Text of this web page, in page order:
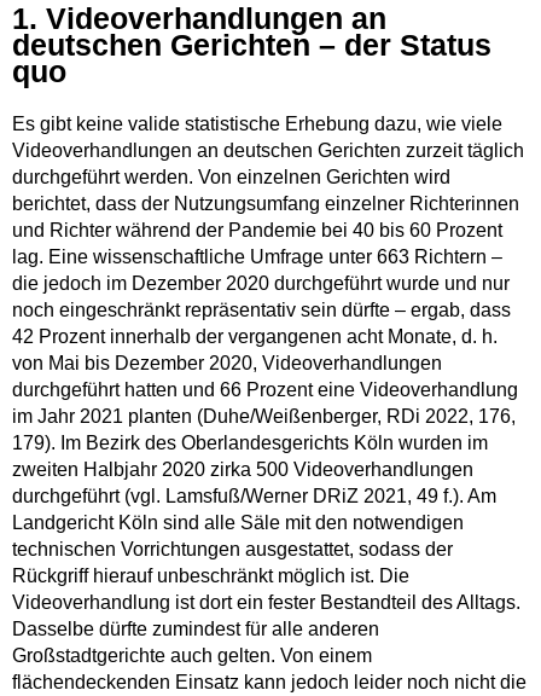
1. Videoverhandlungen an
deutschen Gerichten – der Status
quo
Es gibt keine valide statistische Erhebung dazu, wie viele
Videoverhandlungen an deutschen Gerichten zurzeit täglich
durchgeführt werden. Von einzelnen Gerichten wird
berichtet, dass der Nutzungsumfang einzelner Richterinnen
und Richter während der Pandemie bei 40 bis 60 Prozent
lag. Eine wissenschaftliche Umfrage unter 663 Richtern –
die jedoch im Dezember 2020 durchgeführt wurde und nur
noch eingeschränkt repräsentativ sein dürfte – ergab, dass
42 Prozent innerhalb der vergangenen acht Monate, d. h.
von Mai bis Dezember 2020, Videoverhandlungen
durchgeführt hatten und 66 Prozent eine Videoverhandlung
im Jahr 2021 planten (Duhe/Weißenberger, RDi 2022, 176,
179). Im Bezirk des Oberlandesgerichts Köln wurden im
zweiten Halbjahr 2020 zirka 500 Videoverhandlungen
durchgeführt (vgl. Lamsfuß/Werner DRiZ 2021, 49 f.). Am
Landgericht Köln sind alle Säle mit den notwendigen
technischen Vorrichtungen ausgestattet, sodass der
Rückgriff hierauf unbeschränkt möglich ist. Die
Videoverhandlung ist dort ein fester Bestandteil des Alltags.
Dasselbe dürfte zumindest für alle anderen
Großstadtgerichte auch gelten. Von einem
flächendeckenden Einsatz kann jedoch leider noch nicht die